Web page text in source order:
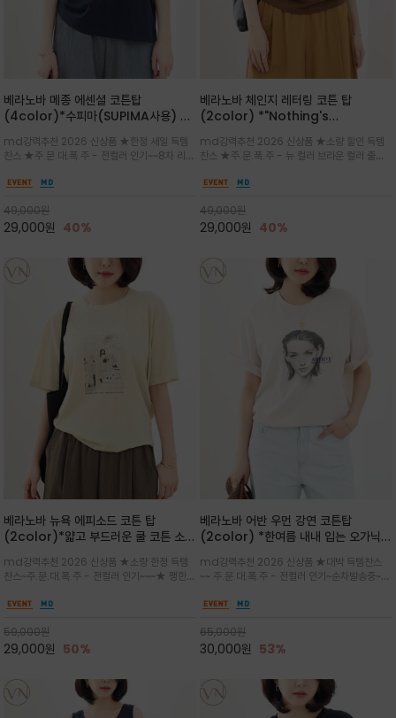
베라노바 메종 에센셜 코튼탑
(4color)*수피마(SUPIMA사용) 레
는 레터링 티셔츠
md강력추천 2026 신상품 ★한정 세일 득템
찬스 ★주.문.대.폭.주 - 전컬러 인기~~8차 리오
픽이나 컬러 조합을 통해 'Essential'한 무드를
좋은 컬러웨이와 디자인입니다^^
49,000원
29,000원 40%
베라노바 체인지 레터링 코튼 탑
(2color) *"Nothing's
도 일어나지않는것/감각적인 레터링 프
린팅이 돋보이는 베라노바 티셔츠
md강력추천 2026 신상품 ★소량 할인 득템
찬스 ★주.문.폭.주 - 뉴 컬러 브라운 컬러 출시~
무드를 만들고 기본 베이스의 컬러감이라 출근시
럽고 유연한 코튼 소재로 편안
49,000원
29,000원 40%
베라노바 뉴욕 에피소드 코튼 탑
(2color)*얇고 부드러운 쿨 코튼 소재
고 자연스러운 멋이 있는 핏으로 여름내
내 편하고 감각적으로 입으세요
md강력추천 2026 신상품 ★소량 한정 득템
찬스~주.문.대.폭.주 - 전컬러 인기~~~★ 쨍한듯
내추럴한 컬러감이 매력적인 티셔츠/여유로운
59,000원
29,000원 50%
베라노바 어반 우먼 강연 코튼탑
(2color) *한여름 내내 입는 오가닉
워크 (Line Work) & 스케치/감각적
인 아트워크 프린트가 시선을 끄는 루즈
핏 강연티셔츠
md강력추천 2026 신상품 ★대박 득템찬스
~~ 주.문.대.폭.주 - 전컬러 인기~순차발송중~★
한 착용감을 선사하며, 자연스럽게 떨어지는 실루
으로도 포인트가 되며, 데일리 활
65,000원
30,000원 53%